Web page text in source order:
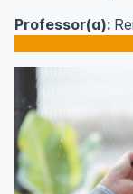
Professor(a):